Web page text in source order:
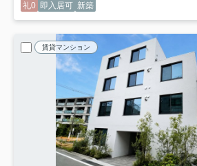
礼0 即入居可 新築
賃貸マンション